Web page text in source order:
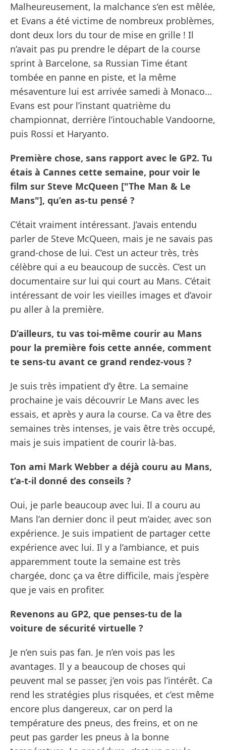
Malheureusement, la malchance s’en est mêlée,
et Evans a été victime de nombreux problèmes,
dont deux lors du tour de mise en grille ! Il
n’avait pas pu prendre le départ de la course
sprint à Barcelone, sa Russian Time étant
tombée en panne en piste, et la même
mésaventure lui est arrivée samedi à Monaco…
Evans est pour l’instant quatrième du
championnat, derrière l’intouchable Vandoorne,
puis Rossi et Haryanto.
Première chose, sans rapport avec le GP2. Tu
étais à Cannes cette semaine, pour voir le
film sur Steve McQueen ["The Man & Le
Mans"], qu’en as-tu pensé ?
C’était vraiment intéressant. J’avais entendu
parler de Steve McQueen, mais je ne savais pas
grand-chose de lui. C’est un acteur très, très
célèbre qui a eu beaucoup de succès. C’est un
documentaire sur lui qui court au Mans. C’était
intéressant de voir les vieilles images et d’avoir
pu aller à la première.
D’ailleurs, tu vas toi-même courir au Mans
pour la première fois cette année, comment
te sens-tu avant ce grand rendez-vous ?
Je suis très impatient d’y être. La semaine
prochaine je vais découvrir Le Mans avec les
essais, et après y aura la course. Ca va être des
semaines très intenses, je vais être très occupé,
mais je suis impatient de courir là-bas.
Ton ami Mark Webber a déjà couru au Mans,
t’a-t-il donné des conseils ?
Oui, je parle beaucoup avec lui. Il a couru au
Mans l’an dernier donc il peut m’aider, avec son
expérience. Je suis impatient de partager cette
expérience avec lui. Il y a l’ambiance, et puis
apparemment toute la semaine est très
chargée, donc ça va être difficile, mais j’espère
que je vais en profiter.
Revenons au GP2, que penses-tu de la
voiture de sécurité virtuelle ?
Je n’en suis pas fan. Je n’en vois pas les
avantages. Il y a beaucoup de choses qui
peuvent mal se passer, j’en vois pas l’intérêt. Ca
rend les stratégies plus risquées, et c’est même
encore plus dangereux, car on perd la
température des pneus, des freins, et on ne
peut pas garder les pneus à la bonne